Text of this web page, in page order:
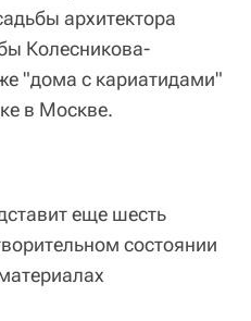
архитектора
Колесникова-
"дома с кариатидами"
в Москве.
еще шесть
состоянии